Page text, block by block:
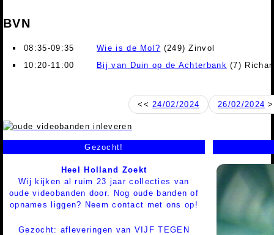
BVN
08:35-09:35 Wie is de Mol? (249) Zinvol
10:20-11:00
Bij van Duin op de Achterbank (7)
<<24/02/2024 26/02/2024
Gezocht!
Heel Holland Zoekt
Wij kijken al ruim 23 jaar collecties van
oude videobanden door. Nog oude banden of
opnames liggen? Neem contact met ons op!
Gezocht: afleveringen van VIJF TEGEN